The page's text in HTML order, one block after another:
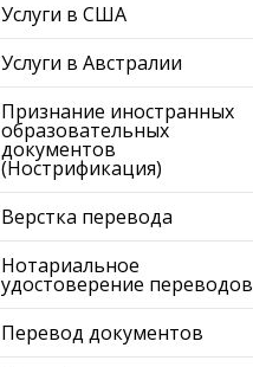
Услуги в США
Услуги в Австралии
Признание иностранных
образовательных
документов
(Нострификация)
Верстка перевода
Нотариальное
удостоверение переводов
Перевод документов